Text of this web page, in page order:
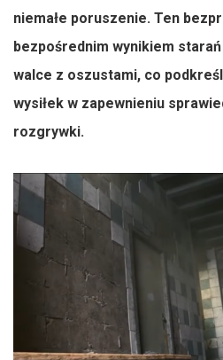
niemałe poruszenie. Ten
bezpośrednim wynikiem
walce z oszustami, co
wysiłek w zapewnieniu
rozgrywki.